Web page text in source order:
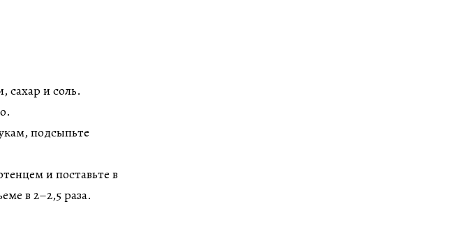
сахар и соль.
подсыпьте
и поставьте в
в 2–2,5 раза.